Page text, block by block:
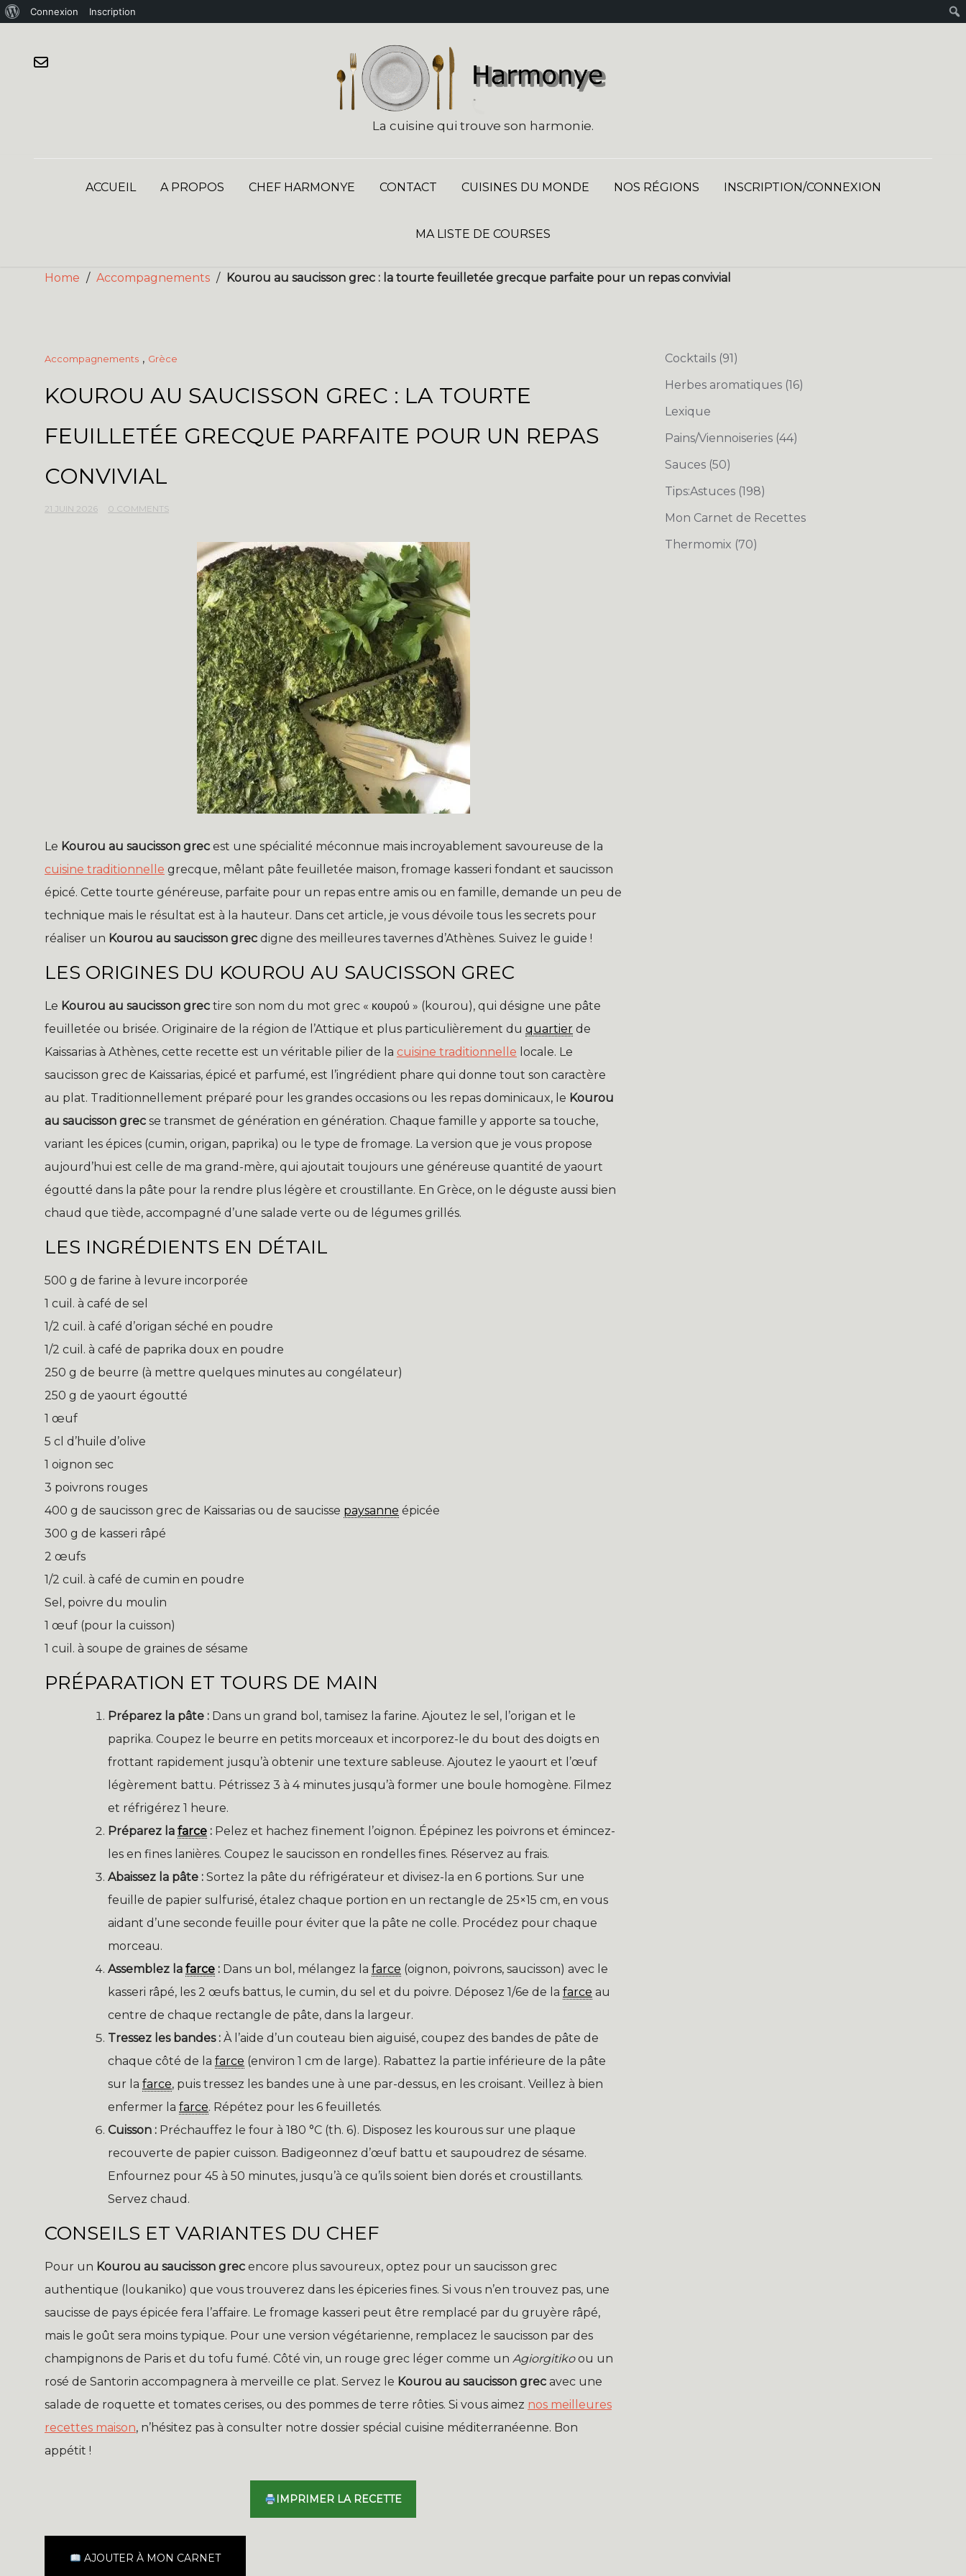
Connexion Inscription
La cuisine qui trouve son harmonie.
ACCUEIL A PROPOS CHEF HARMONYE CONTACT CUISINES DU MONDE NOS RÉGIONS INSCRIPTION/CONNEXION
MA LISTE DE COURSES
Home / Accompagnements / Kourou au saucisson grec : la tourte feuilletée grecque parfaite pour un repas convivial
Accompagnements , Grèce
KOUROU AU SAUCISSON GREC : LA TOURTE
FEUILLETÉE GRECQUE PARFAITE POUR UN REPAS
CONVIVIAL
21 JUIN 2026 0 COMMENTS
Le Kourou au saucisson grec est une spécialité méconnue mais incroyablement savoureuse de la
cuisine traditionnelle grecque, mêlant pâte feuilletée maison, fromage kasseri fondant et saucisson
épicé. Cette tourte généreuse, parfaite pour un repas entre amis ou en famille, demande un peu de
technique mais le résultat est à la hauteur. Dans cet article, je vous dévoile tous les secrets pour
réaliser un Kourou au saucisson grec digne des meilleures tavernes d’Athènes. Suivez le guide !
LES ORIGINES DU KOUROU AU SAUCISSON GREC
Le Kourou au saucisson grec tire son nom du mot grec « κουρού » (kourou), qui désigne une pâte
feuilletée ou brisée. Originaire de la région de l’Attique et plus particulièrement du quartier de
Kaissarias à Athènes, cette recette est un véritable pilier de la cuisine traditionnelle locale. Le
saucisson grec de Kaissarias, épicé et parfumé, est l’ingrédient phare qui donne tout son caractère
au plat. Traditionnellement préparé pour les grandes occasions ou les repas dominicaux, le Kourou
au saucisson grec se transmet de génération en génération. Chaque famille y apporte sa touche,
variant les épices (cumin, origan, paprika) ou le type de fromage. La version que je vous propose
aujourd’hui est celle de ma grand-mère, qui ajoutait toujours une généreuse quantité de yaourt
égoutté dans la pâte pour la rendre plus légère et croustillante. En Grèce, on le déguste aussi bien
chaud que tiède, accompagné d’une salade verte ou de légumes grillés.
LES INGRÉDIENTS EN DÉTAIL
500 g de farine à levure incorporée
1 cuil. à café de sel
1/2 cuil. à café d’origan séché en poudre
1/2 cuil. à café de paprika doux en poudre
250 g de beurre (à mettre quelques minutes au congélateur)
250 g de yaourt égoutté
1 œuf
5 cl d’huile d’olive
1 oignon sec
3 poivrons rouges
400 g de saucisson grec de Kaissarias ou de saucisse paysanne épicée
300 g de kasseri râpé
2 œufs
1/2 cuil. à café de cumin en poudre
Sel, poivre du moulin
1 œuf (pour la cuisson)
1 cuil. à soupe de graines de sésame
PRÉPARATION ET TOURS DE MAIN
Préparez la pâte : Dans un grand bol, tamisez la farine. Ajoutez le sel, l’origan et le
paprika. Coupez le beurre en petits morceaux et incorporez-le du bout des doigts en
frottant rapidement jusqu’à obtenir une texture sableuse. Ajoutez le yaourt et l’œuf
légèrement battu. Pétrissez 3 à 4 minutes jusqu’à former une boule homogène. Filmez
et réfrigérez 1 heure.
Préparez la farce : Pelez et hachez finement l’oignon. Épépinez les poivrons et émincez-
les en fines lanières. Coupez le saucisson en rondelles fines. Réservez au frais.
Abaissez la pâte : Sortez la pâte du réfrigérateur et divisez-la en 6 portions. Sur une
feuille de papier sulfurisé, étalez chaque portion en un rectangle de 25×15 cm, en vous
aidant d’une seconde feuille pour éviter que la pâte ne colle. Procédez pour chaque
morceau.
Assemblez la farce : Dans un bol, mélangez la farce (oignon, poivrons, saucisson) avec le
kasseri râpé, les 2 œufs battus, le cumin, du sel et du poivre. Déposez 1/6e de la farce au
centre de chaque rectangle de pâte, dans la largeur.
Tressez les bandes : À l’aide d’un couteau bien aiguisé, coupez des bandes de pâte de
chaque côté de la farce (environ 1 cm de large). Rabattez la partie inférieure de la pâte
sur la farce, puis tressez les bandes une à une par-dessus, en les croisant. Veillez à bien
enfermer la farce. Répétez pour les 6 feuilletés.
Cuisson : Préchauffez le four à 180 °C (th. 6). Disposez les kourous sur une plaque
recouverte de papier cuisson. Badigeonnez d’œuf battu et saupoudrez de sésame.
Enfournez pour 45 à 50 minutes, jusqu’à ce qu’ils soient bien dorés et croustillants.
Servez chaud.
CONSEILS ET VARIANTES DU CHEF
Pour un Kourou au saucisson grec encore plus savoureux, optez pour un saucisson grec
authentique (loukaniko) que vous trouverez dans les épiceries fines. Si vous n’en trouvez pas, une
saucisse de pays épicée fera l’affaire. Le fromage kasseri peut être remplacé par du gruyère râpé,
mais le goût sera moins typique. Pour une version végétarienne, remplacez le saucisson par des
champignons de Paris et du tofu fumé. Côté vin, un rouge grec léger comme un Agiorgitikoou un
rosé de Santorin accompagnera à merveille ce plat. Servez le Kourou au saucisson grec avec une
salade de roquette et tomates cerises, ou des pommes de terre rôties. Si vous aimez nos meilleures
recettes maison, n’hésitez pas à consulter notre dossier spécial cuisine méditerranéenne. Bon
appétit !
IMPRIMER LA RECETTE
AJOUTER À MON CARNET
Cocktails (91)
Herbes aromatiques (16)
Lexique
Pains/Viennoiseries (44)
Sauces (50)
Tips:Astuces (198)
Mon Carnet de Recettes
Thermomix (70)